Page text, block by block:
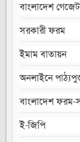
বাংলাদেশ
সরকারী ফরম
ইমাম বাতায়ন
অনলাইনে
বাংলাদেশ
ই-জিপি